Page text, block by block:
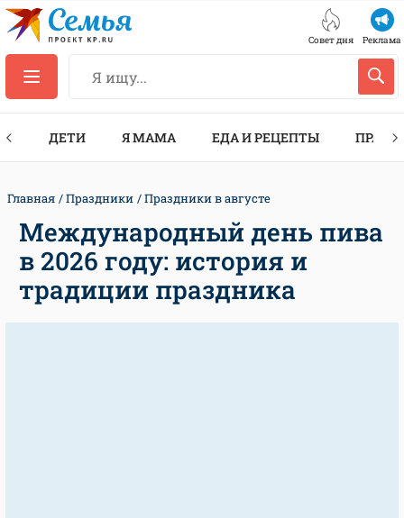
Совет дня Реклама
ДЕТИ Я МАМА ЕДА И РЕЦЕПТЫ
Главная Праздники Праздники в августе
Международный день пива
в 2026 году: история и
традиции праздника